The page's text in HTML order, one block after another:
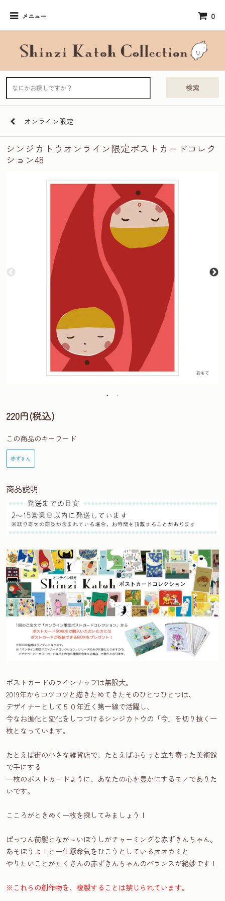
メニュー 0
検索
オンライン限定
シンジカトウオンライン限定ポストカードコレク
ション48
220円(税込)
この商品のキーワード
赤ずきん
商品説明
ポストカードのラインナップは無限大。
2019年からコツコツと描きためてきたそのひとつひとつは、
デザイナーとして５０年近く第一線で活躍し、
今なお進化と変化をしつづけるシンジカトウの「今」を切り抜く一
枚となっています。
たとえば街の小さな雑貨店で、たとえばふらっと立ち寄った美術館
で手にする
一枚のポストカードように、あなたの心を豊かにするモノでありた
いです。
こころがときめく一枚を探してみましょう！
ぱっつん前髪となが～いぼうしがチャーミングな赤ずきんちゃん。
あそぼうよ！と一生懸命気をひこうとしているオオカミと
やりたいことがたくさんの赤ずきんちゃんのバランスが絶妙です！
※これらの創作物を、複製することは禁じられています。